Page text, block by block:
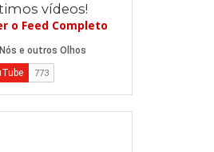
vídeos!
o Feed Completo